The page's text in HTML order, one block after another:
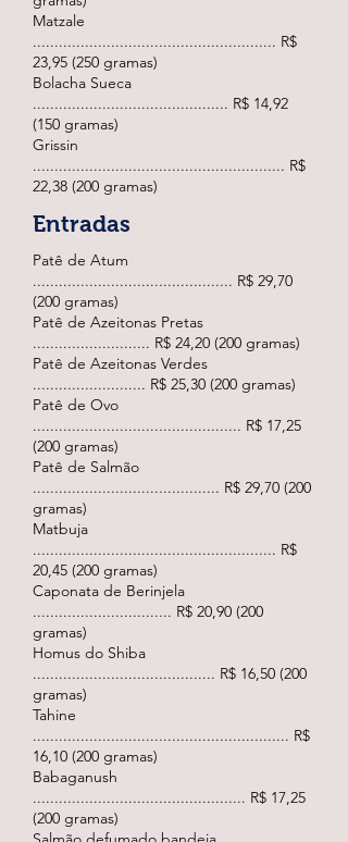
Matzale
........................................................ R$
23,95 (250 gramas)
Bolacha Sueca
............................................. R$ 14,92
(150 gramas)
Grissin
.......................................................... R$
22,38 (200 gramas)
Entradas
Patê de Atum
.............................................. R$ 29,70
(200 gramas)
Patê de Azeitonas Pretas
........................... R$ 24,20 (200 gramas)
Patê de Azeitonas Verdes
.......................... R$ 25,30 (200 gramas)
Patê de Ovo
................................................ R$ 17,25
(200 gramas)
Patê de Salmão
........................................... R$ 29,70 (200
gramas)
Matbuja
........................................................ R$
20,45 (200 gramas)
Caponata de Berinjela
................................ R$ 20,90 (200
gramas)
Homus do Shiba
.......................................... R$ 16,50 (200
gramas)
Tahine
........................................................... R$
16,10 (200 gramas)
Babaganush
................................................. R$ 17,25
(200 gramas)